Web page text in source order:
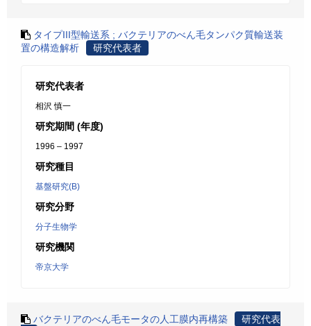
タイプIII型輸送系 ; バクテリアのべん毛タンパク質輸送装
置の構造解析
研究代表者
研究代表者
相沢 慎一
研究期間 (年度)
1996 – 1997
研究種目
基盤研究(B)
研究分野
分子生物学
研究機関
帝京大学
バクテリアのべん毛モータの人工膜内再構築
研究代表